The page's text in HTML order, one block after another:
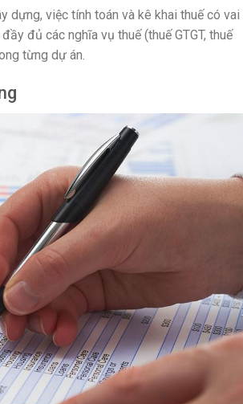
dựng, việc tính toán và kê khai thuế có vai
đủ các nghĩa vụ thuế (thuế GTGT, thuế
từng dự án.